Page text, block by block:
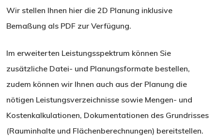
Wir stellen Ihnen hier die 2D Planung inklusive
Bemaßung als PDF zur Verfügung.
Im erweiterten Leistungsspektrum können Sie
zusätzliche Datei- und Planungsformate bestellen,
zudem können wir Ihnen auch aus der Planung die
nötigen Leistungsverzeichnisse sowie Mengen- und
Kostenkalkulationen, Dokumentationen des Grundrisses
(Rauminhalte und Flächenberechnungen) bereitstellen.